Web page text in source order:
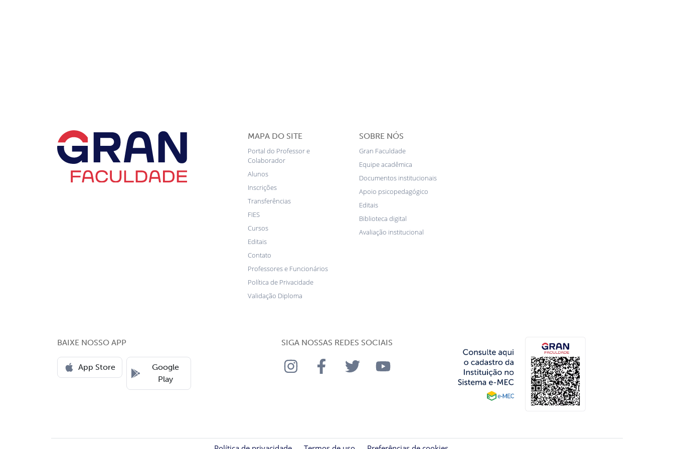
MAPA DO SITE
Portal do Professor e
Colaborador
Alunos
Inscrições
Transferências
FIES
Cursos
Editais
Contato
Professores e Funcionários
Política de Privacidade
Validação Diploma
SOBRE NÓS
Gran Faculdade
Equipe acadêmica
Documentos institucionais
Apoio psicopedagógico
Editais
Biblioteca digital
Avaliação institucional
BAIXE NOSSO APP
App Store
Google
Play
SIGA NOSSAS REDES SOCIAIS